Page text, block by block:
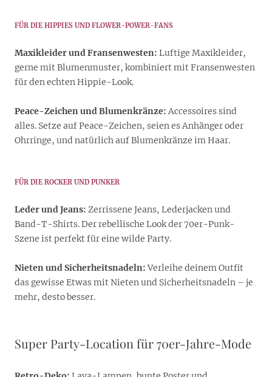
FÜR DIE HIPPIES UND FLOWER-POWER-FANS
Maxikleider und Fransenwesten: Luftige Maxikleider,
gerne mit Blumenmuster, kombiniert mit Fransenwesten
für den echten Hippie-Look.
Peace-Zeichen und Blumenkränze: Accessoires sind
alles. Setze auf Peace-Zeichen, seien es Anhänger oder
Ohrringe, und natürlich auf Blumenkränze im Haar.
FÜR DIE ROCKER UND PUNKER
Leder und Jeans: Zerrissene Jeans, Lederjacken und
Band-T-Shirts. Der rebellische Look der 70er-Punk-
Szene ist perfekt für eine wilde Party.
Nieten und Sicherheitsnadeln:Verleihe deinem Outfit
das gewisse Etwas mit Nieten und Sicherheitsnadeln – je
mehr, desto besser.
Super Party-Location für 70er-Jahre-Mode